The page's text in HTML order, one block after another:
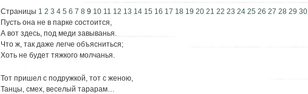
Страницы 1 2 3 4 5 6 7 8 9 10 11 12 13 14 15 16 17 18 19 20 21 22 23 24 25 26 27 28 29 30
Пусть она не в парке состоится,
А вот здесь, под меди завыванья.
Что ж, так даже легче объясниться;
Хоть не будет тяжкого молчанья.
Тот пришел с подружкой, тот с женою,
Танцы, смех, веселый тарарам…